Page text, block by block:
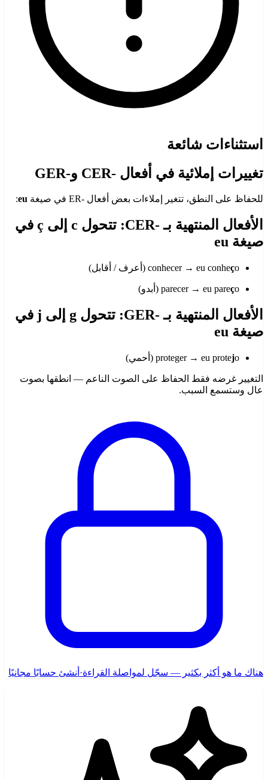
استثناءات شائعة
تغييرات إملائية في أفعال -CER و-GER
للحفاظ على النطق، تتغير إملاءات بعض أفعال -ER في صيغة eu
:
الأفعال المنتهية بـ -CER: تتحول c إلى ç في
صيغة eu
conhecer → eu conheço (أعرف / أقابل)
parecer → eu pareço (أبدو)
الأفعال المنتهية بـ -GER: تتحول g إلى j في
صيغة eu
proteger → eu protejo (أحمي)
التغيير غرضه فقط الحفاظ على الصوت الناعم — انطقها بصوت
عال وستسمع السبب.
هناك ما هو أكثر بكثير — سجّل لمواصلة القراءة· أنشئ حسابًا مجانيًا